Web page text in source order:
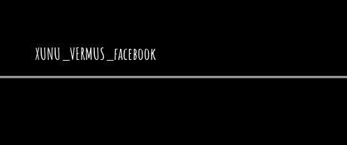
XUNU_VERMUS_facebook